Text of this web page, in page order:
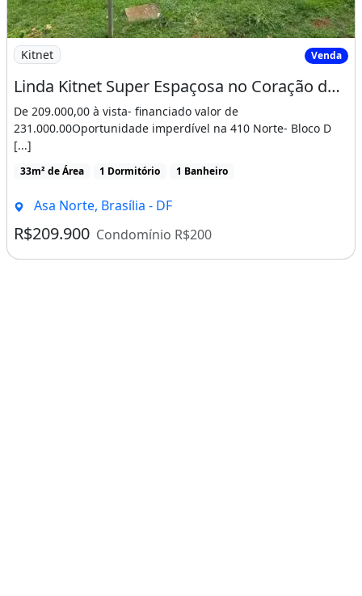
Imagem: Linda Kitnet Super Espaçosa no Coração
Kitnet Venda
Linda Kitnet Super Espaçosa no Coração de Brasília - 30M²!
De 209.000,00 à vista- financiado valor de
231.000.00Oportunidade imperdível na 410 Norte- Bloco D
[...]
33m² de Área 1 Dormitório 1 Banheiro
Asa Norte, Brasília - DF
R$209.900 Condomínio R$200